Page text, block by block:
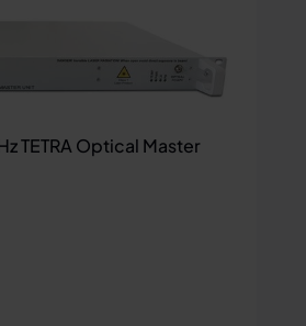
TETRA Optical Master